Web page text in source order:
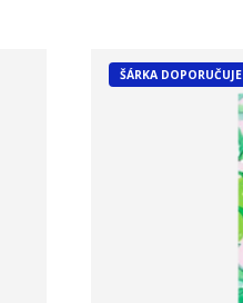
ŠÁRKA DOPORUČUJE